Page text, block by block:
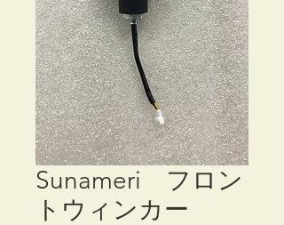
Sunameri フロン
トウィンカー